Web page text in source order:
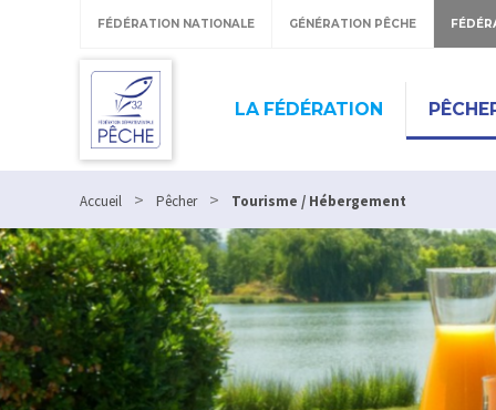
FÉDÉRATION NATIONALE GÉNÉRATION PÊCHE
LA FÉDÉRATION
Accueil > Pêcher > Tourisme / Hébergement